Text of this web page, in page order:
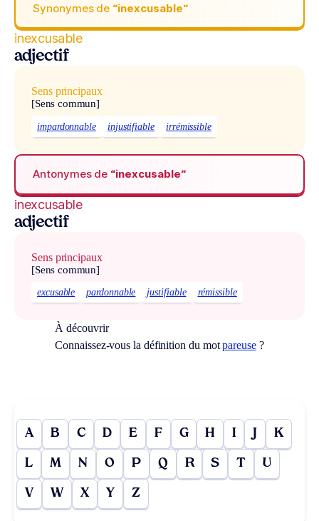
Synonymes de “inexcusable“
inexcusable
adjectif
Sens principaux
[Sens commun]
impardonnable injustifiable irrémissible
Antonymes de “inexcusable“
inexcusable
adjectif
Sens principaux
[Sens commun]
excusable pardonnable justifiable rémissible
À découvrir
Connaissez-vous la définition du motpareuse?
A B C D E F G H I J K
L M N O P Q R S T U
V W X Y Z